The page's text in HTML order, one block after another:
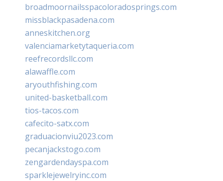
broadmoornailsspacoloradosprings.com
missblackpasadena.com
anneskitchen.org
valenciamarketytaqueria.com
reefrecordsllc.com
alawaffle.com
aryouthfishing.com
united-basketball.com
tios-tacos.com
cafecito-satx.com
graduacionviu2023.com
pecanjackstogo.com
zengardendayspa.com
sparklejewelryinc.com